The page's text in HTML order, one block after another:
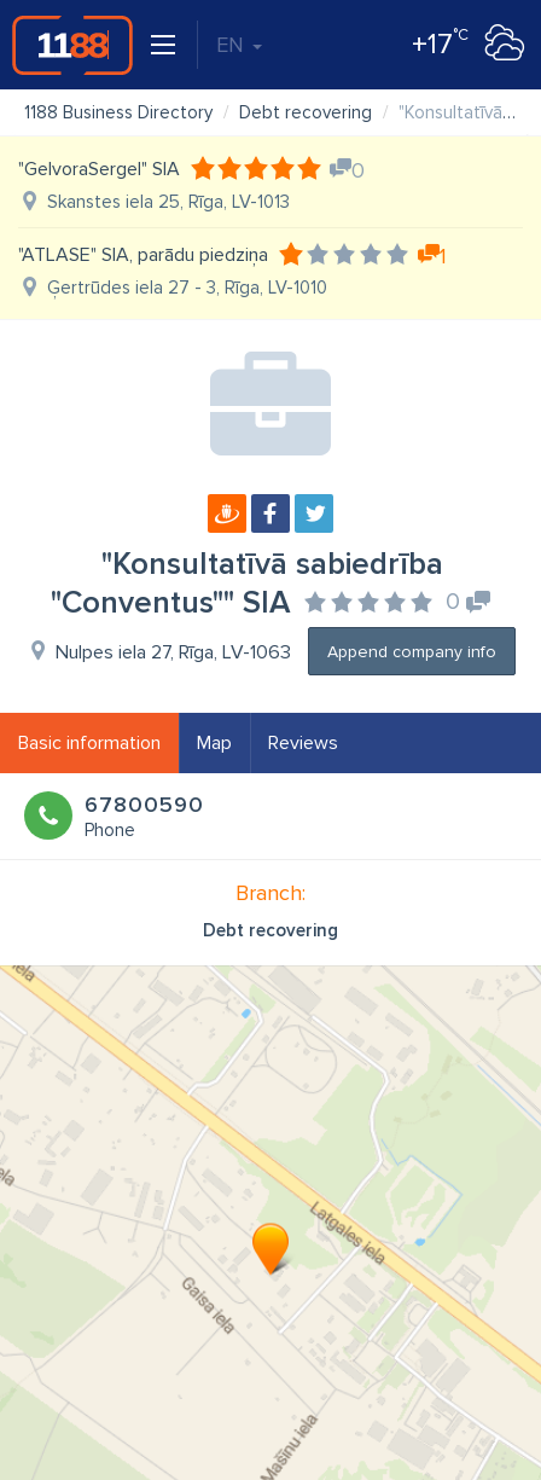
EN +17°C
1188 Business Directory Debt recovering "Konsultatīvā sabiedrība "Conventus"" SIA
"GelvoraSergel" SIA 0
Skanstes iela 25, Rīga, LV-1013
"ATLASE" SIA, parādu piedziņa 1
Ģertrūdes iela 27 - 3, Rīga, LV-1010
"Konsultatīvā sabiedrība
"Conventus"" SIA
0
Nulpes iela 27, Rīga, LV-1063 Append company info
Basic information Map Reviews
67800590
Phone
Branch:
Debt recovering